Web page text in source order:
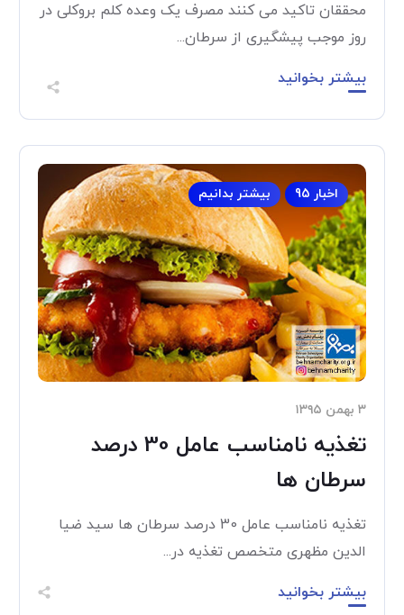
محققان تاکید می کنند مصرف یک وعده کلم بروکلی در
روز موجب پیشگیری از سرطان...
بیشتر بخوانید
اخبار 95 بیشتر بدانیم
۳ بهمن ۱۳۹۵
تغذیه نامناسب عامل 30 درصد
سرطان ها
تغذیه نامناسب عامل 30 درصد سرطان ها سید ضیا
الدین مظهری متخصص تغذیه در...
بیشتر بخوانید